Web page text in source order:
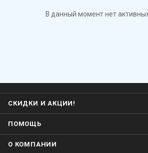
В данный момент нет
СКИДКИ И АКЦИИ!
ПОМОЩЬ
О КОМПАНИИ